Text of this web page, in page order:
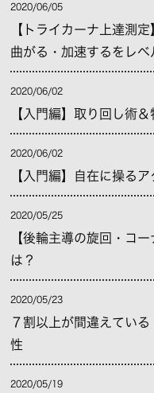
2020/06/05
【トライカーナ上達測
曲がる・加速するをレベ
2020/06/02
【入門編】取り回し術
2020/06/02
【入門編】自在に操る
2020/05/25
【後輪主導の旋回・コ
は？
2020/05/23
７割以上が間違えてい
性
2020/05/19